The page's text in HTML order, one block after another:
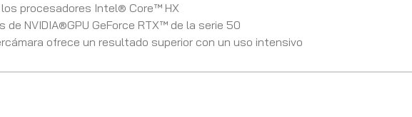
procesadores Intel® Core™ HX
NVIDIA®GPU GeForce RTX™ de la serie 50
ofrece un resultado superior con un uso intensivo